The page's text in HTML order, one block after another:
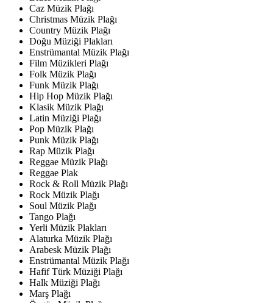
Caz Müzik Plağı
Christmas Müzik Plağı
Country Müzik Plağı
Doğu Müziği Plakları
Enstrümantal Müzik Plağı
Film Müzikleri Plağı
Folk Müzik Plağı
Funk Müzik Plağı
Hip Hop Müzik Plağı
Klasik Müzik Plağı
Latin Müziği Plağı
Pop Müzik Plağı
Punk Müzik Plağı
Rap Müzik Plağı
Reggae Müzik Plağı
Reggae Plak
Rock & Roll Müzik Plağı
Rock Müzik Plağı
Soul Müzik Plağı
Tango Plağı
Yerli Müzik Plakları
Alaturka Müzik Plağı
Arabesk Müzik Plağı
Enstrümantal Müzik Plağı
Hafif Türk Müziği Plağı
Halk Müziği Plağı
Marş Plağı